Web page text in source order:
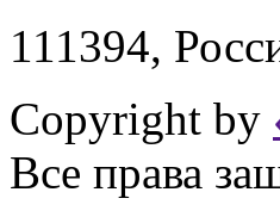
111394,
Copyright by
Все права